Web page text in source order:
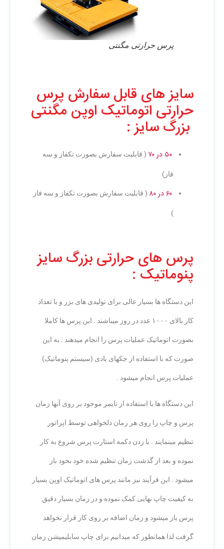
پرس حرارتی مگنتی
سایز های قابل سفارش پرس
حرارتی اتوماتیک اوپن مگنتی
بزرگ سایز :
۵۰ در ۷۰ ( قابلیت سفارش بصورت تکفاز و سه
فاز)
۶۰ در ۸۰ ( قابلیت سفارش بصورت تکفاز و سه فاز
)
پرس های حرارتی بزرگ سایز
پنوماتیک :
این دستگاه ها بسیار عالی برای تولیدی های بزر و با تعداد
کار بالای ۱۰۰۰ عدد در روز میباشند . این پرس ها کاملا
بصورت اتوماتیک عملیات پرس را انجام میدهند . به این
صورت که با استفاده از جکهای بادی (سیستم پنوماتیک)
عملیات پرس انجام میشود .
این دستگاه ها با استفاده از تایمر موجود بر روی آنها زمان
پرس و چاپ را روی هر زمان دلخواهی توسط اپراتور
تنظیم مینمایند . با زدن دکمه استارت پرس شروع به کار
نموده و بعد از گذشت زمان تنظیم شده خود بخود باز
میشود . این فرآیند نیز مانند پرس های اتوماتیک اوپن بسیار
به کیفیت چاپ نهایی کمک نموده و در زمان بسیار دقیق
پرس باز میشود و زمان اضافه بر روی کار قرار نخواهد
گرفت لذا همانطور که میدانیم برای چاپ سابلیمیشن زمان